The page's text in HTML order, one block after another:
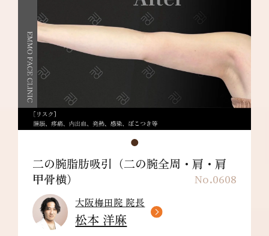
リスク/副作用：だるさ・熱感・頭痛・蕁麻
疹・痒み・むくみ・発熱・咳・冷や汗・胸痛・
吸引部の皮膚が硬くなる、凹凸になる・効果に
満足できない・施術箇所の知覚の麻痺・鈍さ、
しびれ・皮膚の色素沈着などを生じることがあ
ります。
No.0608
二の腕脂肪吸引（二の腕全周・肩・肩
甲骨横）
大阪梅田院 院長
松本 洋麻